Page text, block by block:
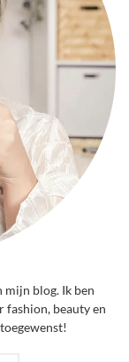
mijn blog. Ik ben
fashion, beauty en